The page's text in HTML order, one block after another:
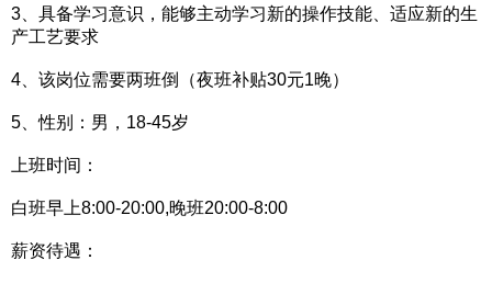
3、具备学习意识，能够主动学习新的操作技能、适应新的生
产工艺要求
4、该岗位需要两班倒（夜班补贴30元1晚）
5、性别：男，18-45岁
上班时间：
白班早上8:00-20:00,晚班20:00-8:00
薪资待遇：